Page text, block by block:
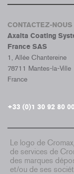
CONTACTEZ-NOUS
Axalta Coating
France SAS
1, Allée Chantereine
78711 Mantes-la-Ville
France
+33 (0)1 30 92 80 00
Le logo de
de services de
des marques
et/ou de ses